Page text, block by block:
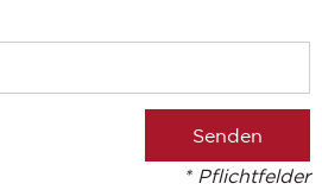
* Pflichtfelder